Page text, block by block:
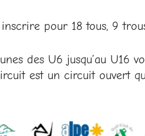
pour 18 tous, 9
des U6 jusqu’au U16
est un circuit ouvert